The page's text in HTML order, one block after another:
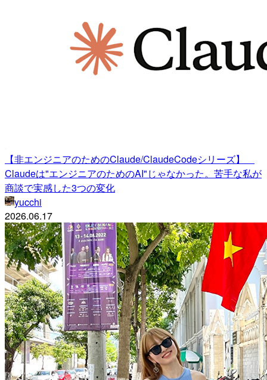
【非エンジニアのためのClaude/ClaudeCodeシリーズ】
Claudeは"エンジニアのためのAI"じゃなかった。苦手な私が
商談で実感した3つの変化
yucchi
2026.06.17